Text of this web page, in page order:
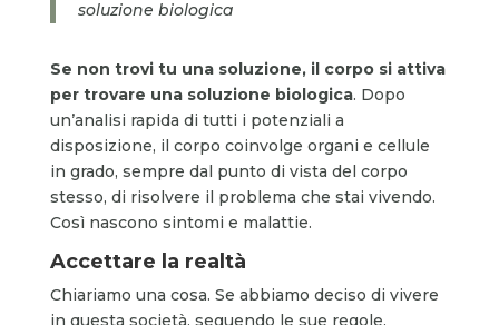
soluzione biologica
Se non trovi tu una soluzione, il corpo si attiva
per trovare una soluzione biologica. Dopo
un’analisi rapida di tutti i potenziali a
disposizione, il corpo coinvolge organi e cellule
in grado, sempre dal punto di vista del corpo
stesso, di risolvere il problema che stai vivendo.
Così nascono sintomi e malattie.
Accettare la realtà
Chiariamo una cosa. Se abbiamo deciso di vivere
in questa società, seguendo le sue regole,